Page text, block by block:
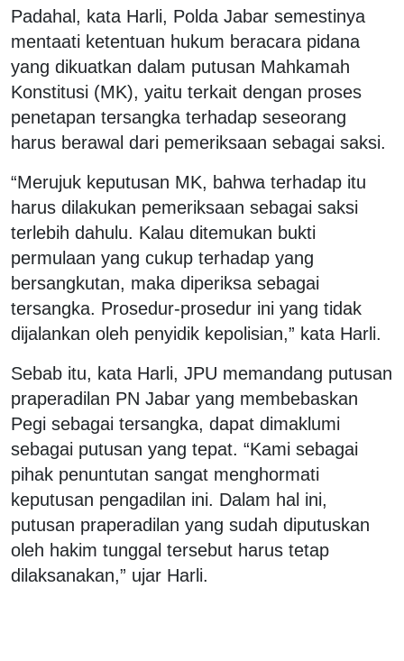
Padahal, kata Harli, Polda Jabar semestinya
mentaati ketentuan hukum beracara pidana
yang dikuatkan dalam putusan Mahkamah
Konstitusi (MK), yaitu terkait dengan proses
penetapan tersangka terhadap seseorang
harus berawal dari pemeriksaan sebagai saksi.
“Merujuk keputusan MK, bahwa terhadap itu
harus dilakukan pemeriksaan sebagai saksi
terlebih dahulu. Kalau ditemukan bukti
permulaan yang cukup terhadap yang
bersangkutan, maka diperiksa sebagai
tersangka. Prosedur-prosedur ini yang tidak
dijalankan oleh penyidik kepolisian,” kata Harli.
Sebab itu, kata Harli, JPU memandang putusan
praperadilan PN Jabar yang membebaskan
Pegi sebagai tersangka, dapat dimaklumi
sebagai putusan yang tepat. “Kami sebagai
pihak penuntutan sangat menghormati
keputusan pengadilan ini. Dalam hal ini,
putusan praperadilan yang sudah diputuskan
oleh hakim tunggal tersebut harus tetap
dilaksanakan,” ujar Harli.